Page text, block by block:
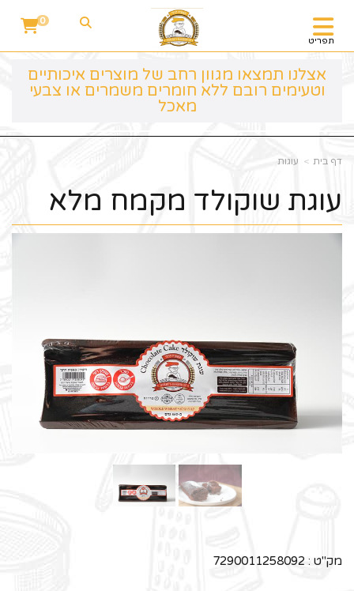
תפריט
0
אצלנו תמצאו מגוון רחב של מוצרים איכותיים
וטעימים רובם ללא חומרים משמרים או צבעי
מאכל
דף בית עוגות
עוגת שוקולד מקמח מלא
מק"ט : 7290011258092